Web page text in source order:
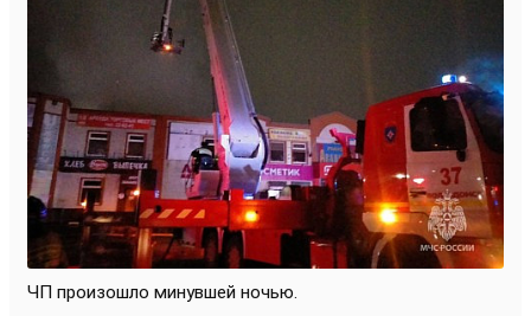
ЧП произошло минувшей ночью.